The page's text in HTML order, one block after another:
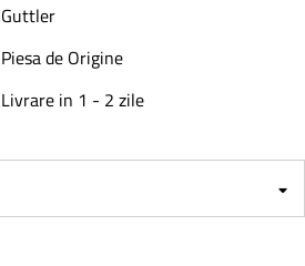
Guttler
Piesa de Origine
Livrare in 1 - 2 zile